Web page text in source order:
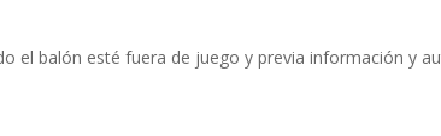
el balón esté fuera de juego y previa información y